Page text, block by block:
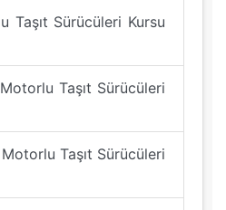
Taşıt Sürücüleri Kursu
Taşıt Sürücüleri
Taşıt Sürücüleri